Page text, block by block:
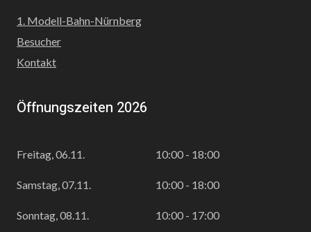
1. Modell-Bahn-Nürnberg
Besucher
Kontakt
Öffnungszeiten 2026
Freitag, 06.11. 10:00 - 18:00
Samstag, 07.11. 10:00 - 18:00
Sonntag, 08.11. 10:00 - 17:00